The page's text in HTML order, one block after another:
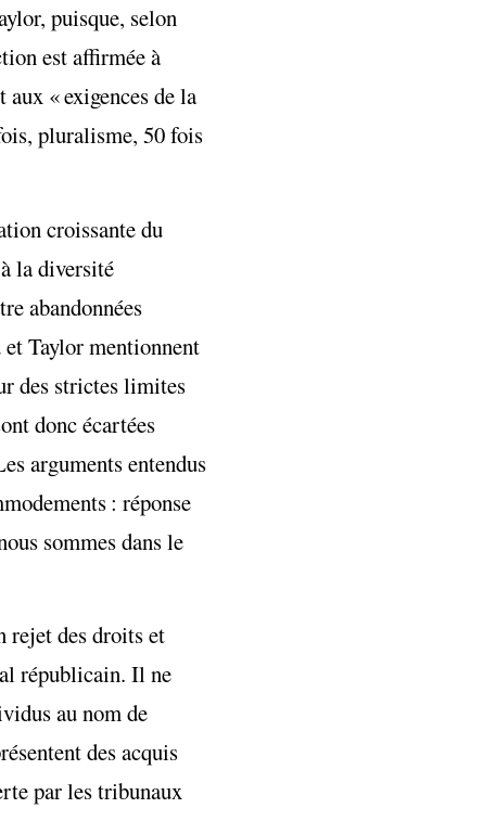
puisque, selon
est affirmée à
« exigences de la
pluralisme, 50 fois
croissante du
la diversité
abandonnées
Taylor mentionnent
des strictes limites
donc écartées
arguments entendus
: réponse
sommes dans le
rejet des droits et
républicain. Il ne
au nom de
des acquis
par les tribunaux